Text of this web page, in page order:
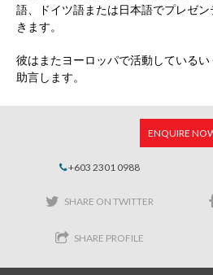
語、ドイツ語または日本語でプレゼ
きます。
彼はまたヨーロッパで活動している
助言します。
ENQUIRE
+603 2301 0988
SHARE ON TWITTER
SHARE PROFILE